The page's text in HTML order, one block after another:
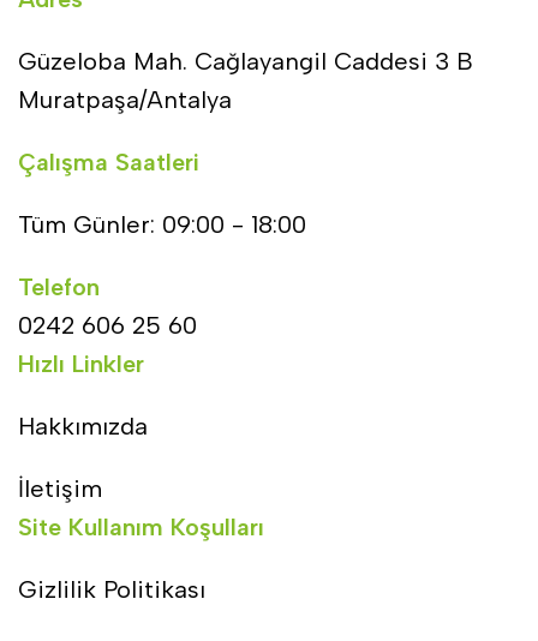
Güzeloba Mah. Cağlayangil Caddesi 3 B
Muratpaşa/Antalya
Çalışma Saatleri
Tüm Günler: 09:00 - 18:00
Telefon
0242 606 25 60
Hızlı Linkler
Hakkımızda
İletişim
Site Kullanım Koşulları
Gizlilik Politikası